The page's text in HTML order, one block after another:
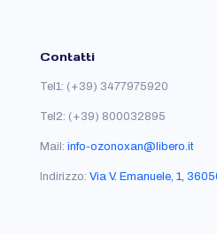
Contatti
Tel1: (+39) 3477975920
Tel2: (+39) 800032895
Mail: info-ozonoxan@libero.it
Indirizzo: Via V. Emanuele, 1,